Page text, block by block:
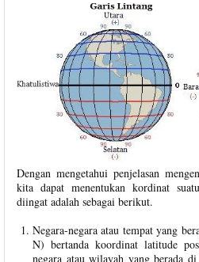
Dengan mengetahui penjelasan
kita dapat menentukan kordinat
diingat adalah sebagai berikut.
Negara-negara atau tempat yang
N) bertanda koordinat latitude
negara atau wilayah yang berada